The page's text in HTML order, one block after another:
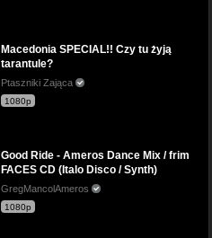
Macedonia SPECIAL!! Czy tu żyją
tarantule?
Ptaszniki Zająca
1080p
Good Ride - Ameros Dance Mix / frim
FACES CD (Italo Disco / Synth)
GregMancolAmeros
1080p